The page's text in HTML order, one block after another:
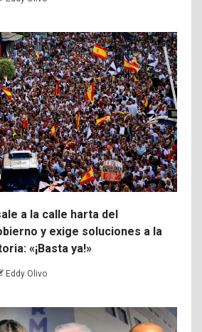
a la calle harta del
y exige soluciones a la
«¡Basta ya!»
Eddy Olivo